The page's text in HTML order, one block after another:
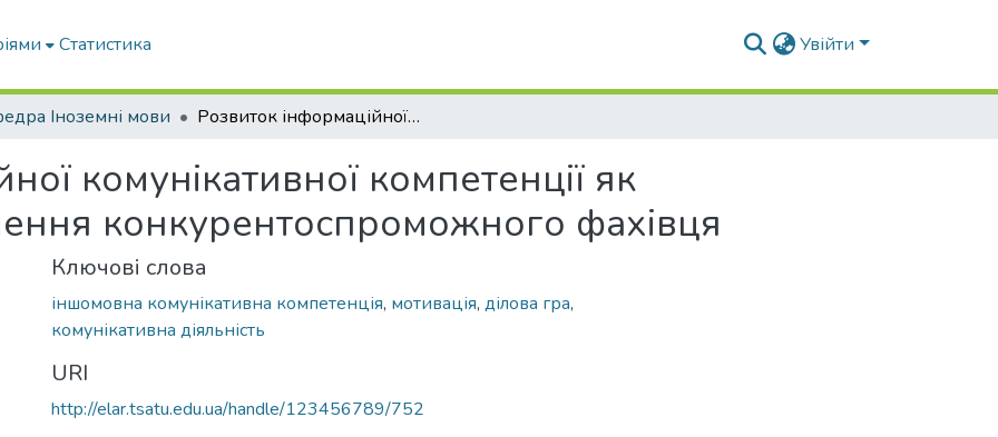
Статистика Увійти
Іноземні мови Розвиток інформаційної комунікативної компетенції як передумова становлення конкурентоспроможного фахівця
комунікативної компетенції як
конкурентоспроможного фахівця
Ключові слова
іншомовна комунікативна компетенція, мотивація, ділова гра,
комунікативна діяльність
URI
http://elar.tsatu.edu.ua/handle/123456789/752